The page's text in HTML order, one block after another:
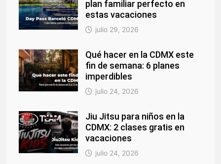
plan familiar perfecto en
estas vacaciones
julio 29, 2026
Qué hacer en la CDMX este
fin de semana: 6 planes
imperdibles
julio 24, 2026
Jiu Jitsu para niños en la
CDMX: 2 clases gratis en
vacaciones
julio 24, 2026